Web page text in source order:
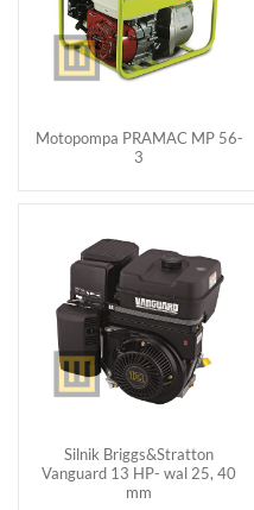
Motopompa PRAMAC MP 56-
3
Silnik Briggs&Stratton
Vanguard 13 HP- wal 25, 40
mm